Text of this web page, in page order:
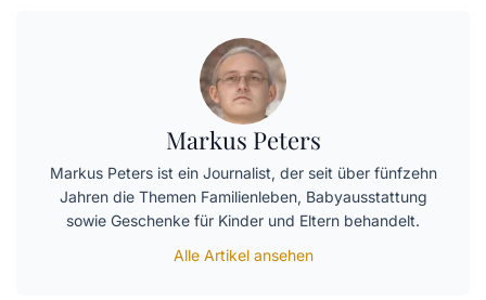
Markus Peters
Markus Peters ist ein Journalist, der seit über fünfzehn
Jahren die Themen Familienleben, Babyausstattung
sowie Geschenke für Kinder und Eltern behandelt.
Alle Artikel ansehen